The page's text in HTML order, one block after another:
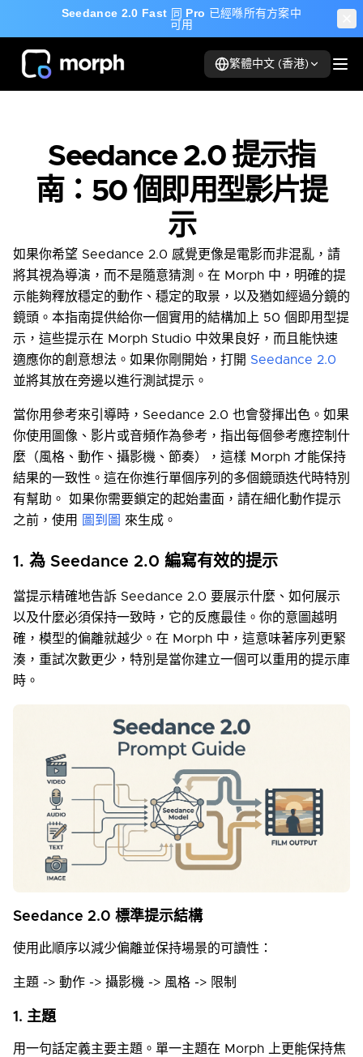
Seedance 2.0 Fast 同 Pro 已經喺所有方案中
可用
繁體中文 (香港)
Seedance 2.0 提示指
南：50 個即用型影片提
示
如果你希望 Seedance 2.0 感覺更像是電影而非混亂，請
將其視為導演，而不是隨意猜測。在 Morph 中，明確的提
示能夠釋放穩定的動作、穩定的取景，以及猶如經過分鏡的
鏡頭。本指南提供給你一個實用的結構加上 50 個即用型提
示，這些提示在 Morph Studio 中效果良好，而且能快速
適應你的創意想法。如果你剛開始，打開 Seedance 2.0
並將其放在旁邊以進行測試提示。
當你用參考來引導時，Seedance 2.0 也會發揮出色。如果
你使用圖像、影片或音頻作為參考，指出每個參考應控制什
麼（風格、動作、攝影機、節奏），這樣 Morph 才能保持
結果的一致性。這在你進行單個序列的多個鏡頭迭代時特別
有幫助。 如果你需要鎖定的起始畫面，請在細化動作提示
之前，使用
圖到圖 來生成。
1. 為 Seedance 2.0 編寫有效的提示
當提示精確地告訴 Seedance 2.0 要展示什麼、如何展示
以及什麼必須保持一致時，它的反應最佳。你的意圖越明
確，模型的偏離就越少。在 Morph 中，這意味著序列更緊
湊，重試次數更少，特別是當你建立一個可以重用的提示庫
時。
Seedance 2.0 標準提示結構
使用此順序以減少偏離並保持場景的可讀性：
主題 -> 動作 -> 攝影機 -> 風格 -> 限制
1. 主題
用一句話定義主要主題。單一主題在 Morph 上更能保持焦